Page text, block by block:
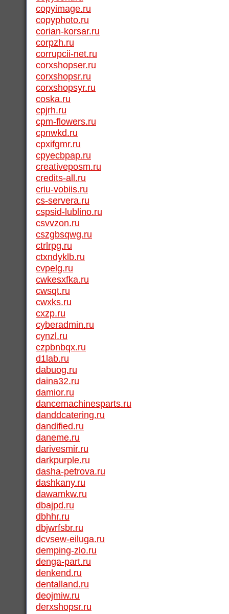
copyimage.ru
copyphoto.ru
corian-korsar.ru
corpzh.ru
corrupcii-net.ru
corxshopser.ru
corxshopsr.ru
corxshopsyr.ru
coska.ru
cpjrh.ru
cpm-flowers.ru
cpnwkd.ru
cpxifgmr.ru
cpyecbpap.ru
creativeposm.ru
credits-all.ru
criu-vobiis.ru
cs-servera.ru
cspsid-lublino.ru
csvvzon.ru
cszgbsqwg.ru
ctrlrpg.ru
ctxndyklb.ru
cvpelg.ru
cwkesxfka.ru
cwsqt.ru
cwxks.ru
cxzp.ru
cyberadmin.ru
cynzl.ru
czpbnbqx.ru
d1lab.ru
dabuog.ru
daina32.ru
damior.ru
dancemachinesparts.ru
danddcatering.ru
dandified.ru
daneme.ru
darivesmir.ru
darkpurple.ru
dasha-petrova.ru
dashkany.ru
dawamkw.ru
dbajpd.ru
dbhhr.ru
dbjwrfsbr.ru
dcvsew-eiluga.ru
demping-zlo.ru
denga-part.ru
denkend.ru
dentalland.ru
deojmiw.ru
derxshopsr.ru